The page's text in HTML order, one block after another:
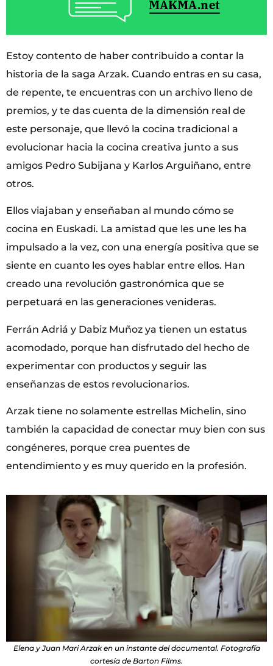
Estoy contento de haber contribuido a contar la
historia de la saga Arzak. Cuando entras en su casa,
de repente, te encuentras con un archivo lleno de
premios, y te das cuenta de la dimensión real de
este personaje, que llevó la cocina tradicional a
evolucionar hacia la cocina creativa junto a sus
amigos Pedro Subijana y Karlos Arguiñano, entre
otros.
Ellos viajaban y enseñaban al mundo cómo se
cocina en Euskadi. La amistad que les une les ha
impulsado a la vez, con una energía positiva que se
siente en cuanto les oyes hablar entre ellos. Han
creado una revolución gastronómica que se
perpetuará en las generaciones venideras.
Ferrán Adriá y Dabiz Muñoz ya tienen un estatus
acomodado, porque han disfrutado del hecho de
experimentar con productos y seguir las
enseñanzas de estos revolucionarios.
Arzak tiene no solamente estrellas Michelin, sino
también la capacidad de conectar muy bien con sus
congéneres, porque crea puentes de
entendimiento y es muy querido en la profesión.
Elena y Juan Mari Arzak en un instante del documental. Fotografía
cortesía de Barton Films.